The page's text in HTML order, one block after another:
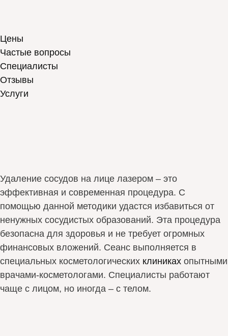
Цены
Частые вопросы
Специалисты
Отзывы
Услуги
Удаление сосудов на лице лазером – это
эффективная и современная процедура. С
помощью данной методики удастся избавиться от
ненужных сосудистых образований. Эта процедура
безопасна для здоровья и не требует огромных
финансовых вложений. Сеанс выполняется в
специальных косметологических клиниках опытными
врачами-косметологами. Специалисты работают
чаще с лицом, но иногда – с телом.